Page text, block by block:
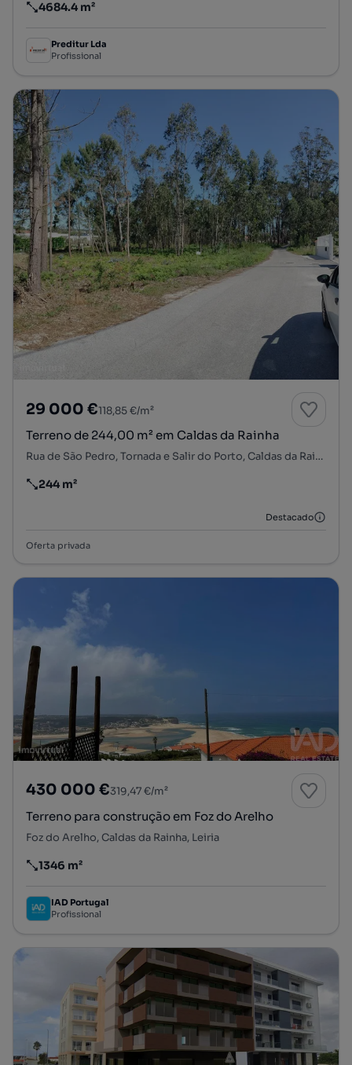
Preço por metro quadrado
4684.4 m²
Preditur Lda
Profissional
29 000 €118,85 €/m²
Terreno de 244,00 m² em Caldas da Rainha
Rua de São Pedro, Tornada e Salir do Porto, Caldas da Rainha, Leiria
Preço por metro quadrado
244 m²
Destacado
Oferta privada
430 000 €319,47 €/m²
Terreno para construção em Foz do Arelho
Foz do Arelho, Caldas da Rainha, Leiria
Preço por metro quadrado
1346 m²
IAD Portugal
Profissional